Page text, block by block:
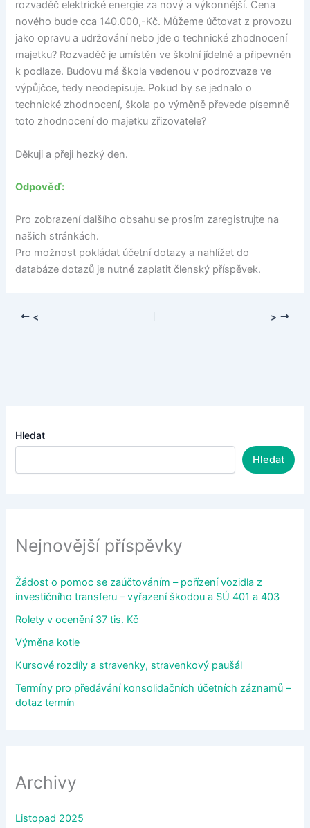
rozvaděč elektrické energie za nový a výkonnější. Cena
nového bude cca 140.000,-Kč. Můžeme účtovat z provozu
jako opravu a udržování nebo jde o technické zhodnocení
majetku? Rozvaděč je umístěn ve školní jídelně a připevněn
k podlaze. Budovu má škola vedenou v podrozvaze ve
výpůjčce, tedy neodepisuje. Pokud by se jednalo o
technické zhodnocení, škola po výměně převede písemně
toto zhodnocení do majetku zřizovatele?
Děkuji a přeji hezký den.
Odpověď:
Pro zobrazení dalšího obsahu se prosím zaregistrujte na
našich stránkách.
Pro možnost pokládat účetní dotazy a nahlížet do
databáze dotazů je nutné zaplatit členský příspěvek.
< >
Hledat
Hledat
Nejnovější příspěvky
Žádost o pomoc se zaúčtováním – pořízení vozidla z
investičního transferu – vyřazení škodou a SÚ 401 a 403
Rolety v ocenění 37 tis. Kč
Výměna kotle
Kursové rozdíly a stravenky, stravenkový paušál
Termíny pro předávání konsolidačních účetních záznamů –
dotaz termín
Archivy
Listopad 2025